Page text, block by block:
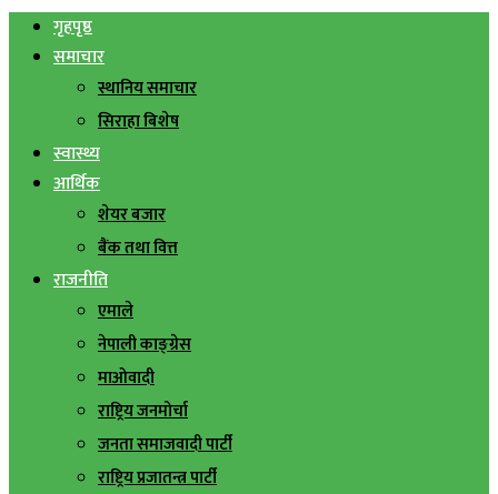
गृहपृष्ठ
समाचार
स्थानिय समाचार
सिराहा बिशेष
स्वास्थ्य
आर्थिक
शेयर बजार
बैंक तथा वित्त
राजनीति
एमाले
नेपाली काङ्ग्रेस
माओवादी
राष्ट्रिय जनमोर्चा
जनता समाजवादी पार्टी
राष्ट्रिय प्रजातन्त्र पार्टी